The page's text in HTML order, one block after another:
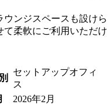
ンジスペースも設けら
柔軟にご利用いただけ
セットアップオフィ
ス
2026年2月